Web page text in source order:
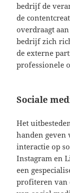
bedrijf de
de
overdraagt
bedrijf zich
de externe
professionele
Sociale
Het
handen geven
interactie op
Instagram en
een
profiteren van